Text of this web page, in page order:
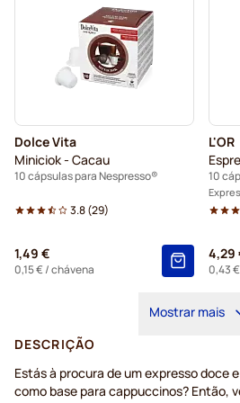
Dolce Vita
Miniciok - Cacau
10 cápsulas para Nespresso®
3.8(29)
1,49 €
0,15 €/ chávena
L'OR
10
4,29
0,43 €
Mostrar mais
DESCRIÇÃO
Estás à procura de um expresso doce
como base para cappuccinos? Então,